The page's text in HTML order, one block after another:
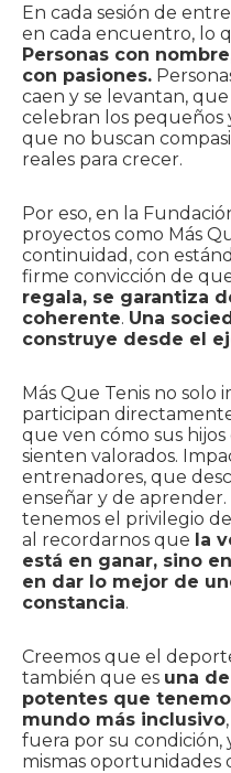
En cada sesión de
en cada encuentro, lo
Personas con
con pasiones.
caen y se levantan,
celebran los pequeños
que no buscan
reales para crecer.
Por eso, en la
proyectos como Más
continuidad, con
firme convicción de
regala, se garantiza
coherente. Una
construye desde el
Más Que Tenis no solo
participan
que ven cómo sus hijos
sienten valorados.
entrenadores, que
enseñar y de
tenemos el privilegio
al recordarnos que la
está en ganar, sino
en dar lo mejor de
constancia.
Creemos que el
también que es una
potentes que
mundo más inclusivo
fuera por su condición,
mismas oportunidades